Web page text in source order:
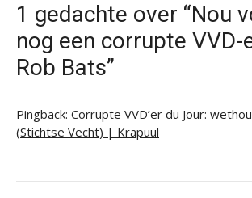
1 gedachte over “Nou
nog een corrupte VVD-
Rob Bats”
Pingback: Corrupte VVD’er du Jour:
(Stichtse Vecht) | Krapuul